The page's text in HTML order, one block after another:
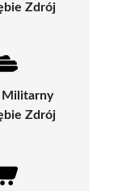
Zdrój
Militarny
Zdrój